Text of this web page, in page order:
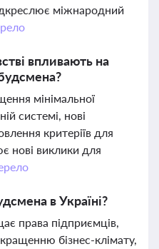
міжнародний
впливають на
мінімальної
системі, нові
критеріїв для
нові виклики для
в Україні?
права підприємців,
бізнес-клімату,